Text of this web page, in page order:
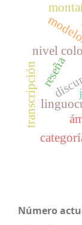
nivel
reseña
transcripción
Número